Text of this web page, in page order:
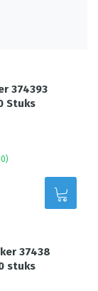
374393
Stuks
37438
stuks